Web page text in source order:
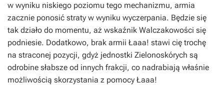
w wyniku niskiego poziomu tego mechanizmu, armia
zacznie ponosić straty w wyniku wyczerpania. Będzie się
tak działo do momentu, aż wskaźnik Walczakowości się
podniesie. Dodatkowo, brak armii Łaaa! stawi cię trochę
na straconej pozycji, gdyż jednostki Zielonoskórych są
odrobine słabsze od innych frakcji, co nadrabiają właśnie
możliwością skorzystania z pomocy Łaaa!